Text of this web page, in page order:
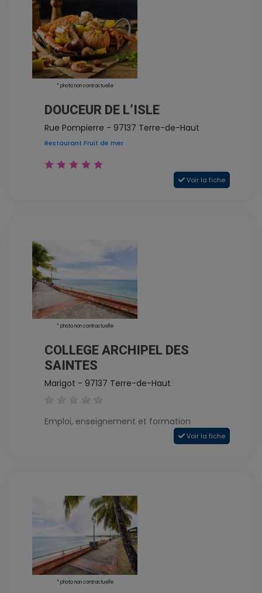
* photo non contractuelle
DOUCEUR DE L’ISLE
Rue Pompierre - 97137 Terre-de-Haut
Restaurant Fruit de mer
Voir la fiche
* photo non contractuelle
COLLEGE ARCHIPEL DES
SAINTES
Marigot - 97137 Terre-de-Haut
Emploi, enseignement et formation
Voir la fiche
* photo non contractuelle